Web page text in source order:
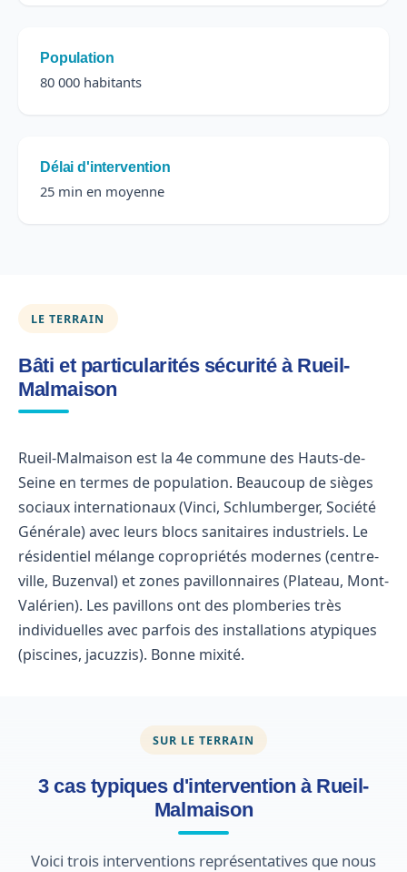
Population
80 000 habitants
Délai d'intervention
25 min en moyenne
LE TERRAIN
Bâti et particularités sécurité à Rueil-
Malmaison
Rueil-Malmaison est la 4e commune des Hauts-de-
Seine en termes de population. Beaucoup de sièges
sociaux internationaux (Vinci, Schlumberger, Société
Générale) avec leurs blocs sanitaires industriels. Le
résidentiel mélange copropriétés modernes (centre-
ville, Buzenval) et zones pavillonnaires (Plateau, Mont-
Valérien). Les pavillons ont des plomberies très
individuelles avec parfois des installations atypiques
(piscines, jacuzzis). Bonne mixité.
SUR LE TERRAIN
3 cas typiques d'intervention à Rueil-
Malmaison
Voici trois interventions représentatives que nous